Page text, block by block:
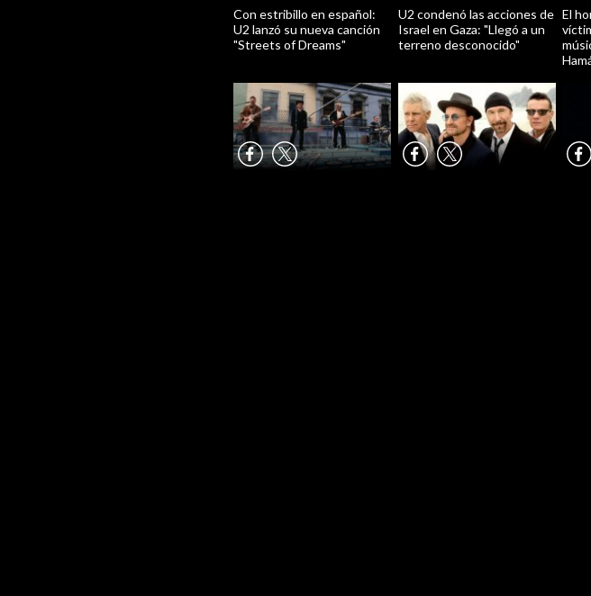
Con estribillo en español:
U2 lanzó su nueva canción
"Streets of Dreams"
U2 condenó las acciones de
Israel en Gaza: "Llegó a un
terreno desconocido"
El